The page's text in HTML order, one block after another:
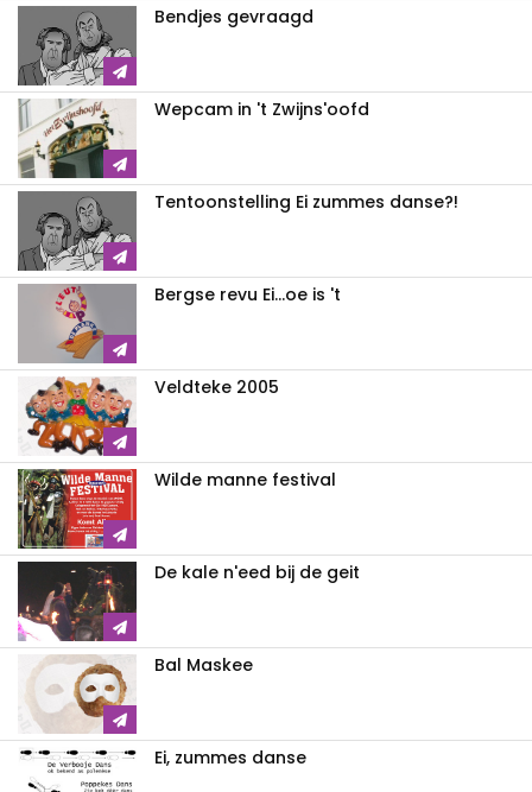
Bendjes gevraagd
Wepcam in 't Zwijns'oofd
Tentoonstelling Ei zummes danse?!
Bergse revu Ei...oe is 't
Veldteke 2005
Wilde manne festival
De kale n'eed bij de geit
Bal Maskee
Ei, zummes danse